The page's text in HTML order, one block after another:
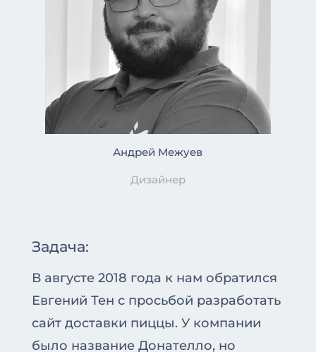
Андрей Межуев
Дизайнер
Задача:
В августе 2018 года к нам обратился
Евгений Тен с просьбой разработать
сайт доставки пиццы. У компании
было название Донателло, но